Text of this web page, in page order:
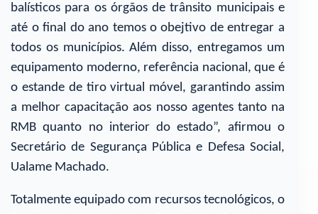
balísticos para os órgãos de trânsito municipais e
até o final do ano temos o obejtivo de entregar a
todos os municípios. Além disso, entregamos um
equipamento moderno, referência nacional, que é
o estande de tiro virtual móvel, garantindo assim
a melhor capacitação aos nosso agentes tanto na
RMB quanto no interior do estado”, afirmou o
Secretário de Segurança Pública e Defesa Social,
Ualame Machado.
Totalmente equipado com recursos tecnológicos, o